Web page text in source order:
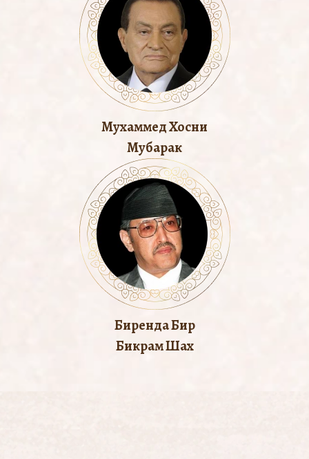
Мухаммед Хосни
Мубарак
Биренда Бир
Бикрам Шах